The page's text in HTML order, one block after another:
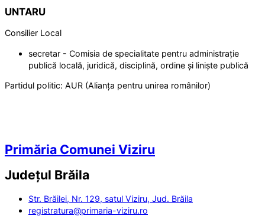
UNTARU
Consilier Local
secretar - Comisia de specialitate pentru administrație
publică locală, juridică, disciplină, ordine și liniște publică
Partidul politic: AUR (Alianța pentru unirea românilor)
Primăria Comunei Viziru
Județul Brăila
Str. Brăilei, Nr. 129, satul Viziru, Jud. Brăila
registratura@primaria-viziru.ro